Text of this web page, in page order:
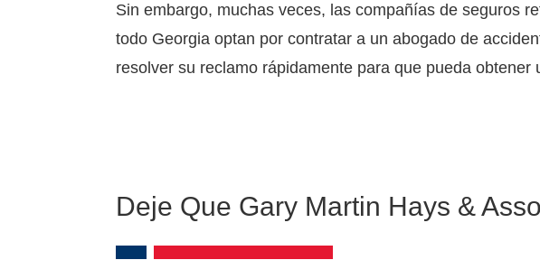
Sin embargo, muchas veces, las compañías de seguros
todo Georgia optan por contratar a un abogado de
resolver su reclamo rápidamente para que pueda
Deje Que Gary Martin Hays &